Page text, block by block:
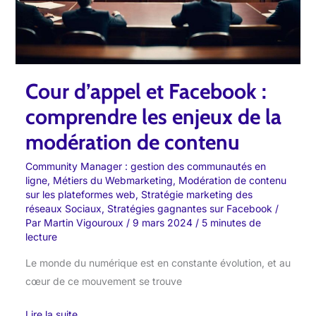
Cour d’appel et Facebook :
comprendre les enjeux de la
modération de contenu
Community Manager : gestion des communautés en
ligne, Métiers du Webmarketing, Modération de contenu
sur les plateformes web, Stratégie marketing des
réseaux Sociaux, Stratégies gagnantes sur Facebook /
Par Martin Vigouroux / 9 mars 2024 / 5 minutes de
lecture
Le monde du numérique est en constante évolution, et au
cœur de ce mouvement se trouve
enjeux
de
la
de
contenu